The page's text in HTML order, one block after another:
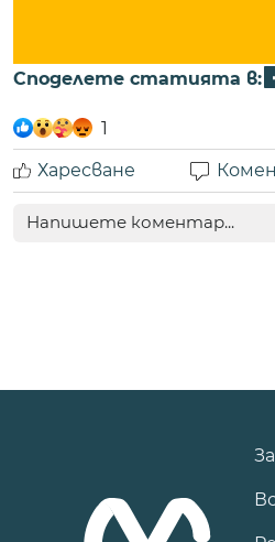
Споделете статията в:
1
Харесване